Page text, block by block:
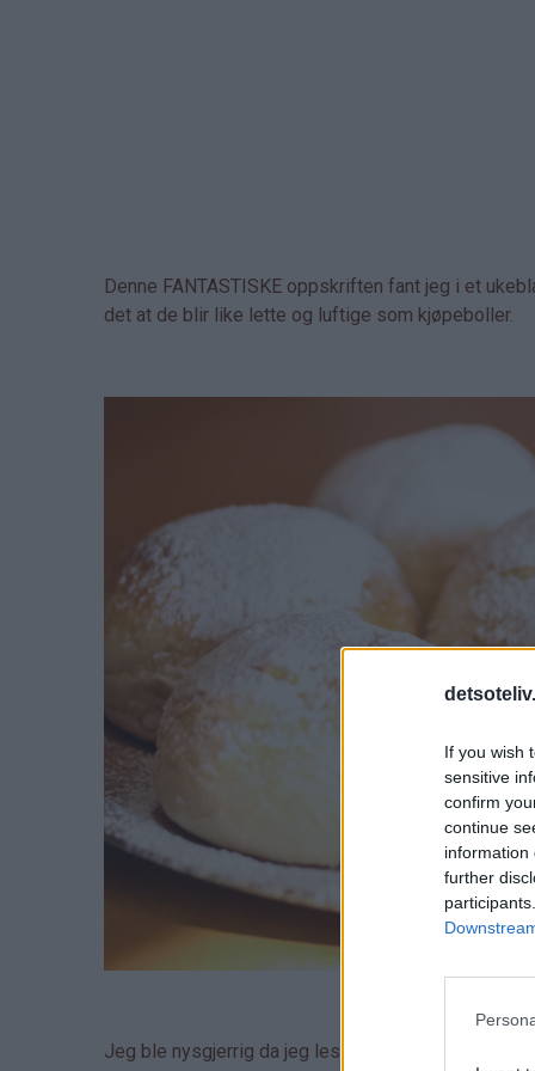
If you wish
sensitive
confirm
continue
information
further
Denne FANTASTISKE oppskriften fant jeg i et
det at de blir like lette og luftige som kjøpeboller.
Jeg ble nysgjerrig da jeg leste oppskriften, for